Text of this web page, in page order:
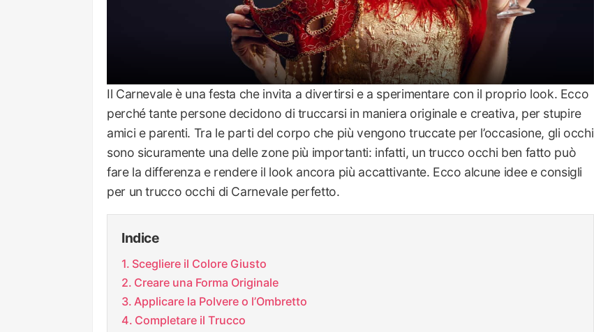
Il Carnevale è una festa che invita a divertirsi e a sperimentare con il proprio look. Ecco
perché tante persone decidono di truccarsi in maniera originale e creativa, per stupire
amici e parenti. Tra le parti del corpo che più vengono truccate per l’occasione, gli occhi
sono sicuramente una delle zone più importanti: infatti, un trucco occhi ben fatto può
fare la differenza e rendere il look ancora più accattivante. Ecco alcune idee e consigli
per un trucco occhi di Carnevale perfetto.
Indice
Scegliere il Colore Giusto
Creare una Forma Originale
Applicare la Polvere o l’Ombretto
Completare il Trucco